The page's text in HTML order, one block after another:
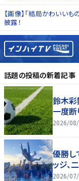
【画像】「結局かわいい
披露！
話題の投稿の新着記事
鈴木彩
一度断
2026/
優勝し
ッジ、
2026/